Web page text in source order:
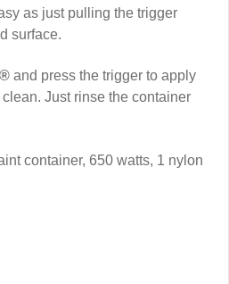
as just pulling the trigger
surface.
and press the trigger to apply
Just rinse the container
container, 650 watts, 1 nylon